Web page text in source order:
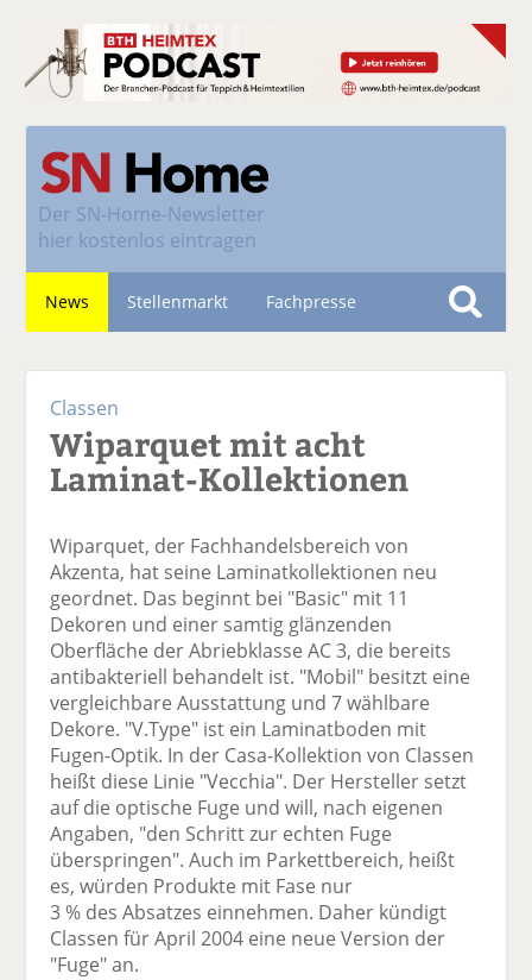
Der SN-Home-Newsletter
hier kostenlos eintragen
News Stellenmarkt Fachpresse
S
Classen
Wiparquet mit acht
Laminat-Kollektionen
Wiparquet, der Fachhandelsbereich von
Akzenta, hat seine Laminatkollektionen neu
geordnet. Das beginnt bei "Basic" mit 11
Dekoren und einer samtig glänzenden
Oberfläche der Abriebklasse AC 3, die bereits
antibakteriell behandelt ist. "Mobil" besitzt eine
vergleichbare Ausstattung und 7 wählbare
Dekore. "V.Type" ist ein Laminatboden mit
Fugen-Optik. In der Casa-Kollektion von Classen
heißt diese Linie "Vecchia". Der Hersteller setzt
auf die optische Fuge und will, nach eigenen
Angaben, "den Schritt zur echten Fuge
überspringen". Auch im Parkettbereich, heißt
es, würden Produkte mit Fase nur
3 % des Absatzes einnehmen. Daher kündigt
Classen für April 2004 eine neue Version der
"Fuge" an.